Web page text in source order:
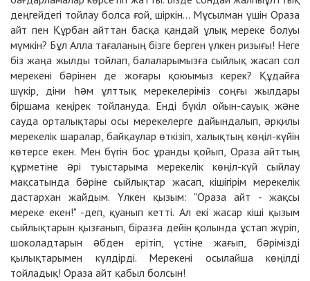
деңгейдегі тойлау болса ғой, шіркін... Мұсылман үшін Ораза
айт пен Құрбан айттан басқа қандай ұлық мереке болуы
мүмкін? Бұл Алла тағаланың бізге берген үлкен ризығы! Неге
біз жаңа жылды тойлап, балаларымызға сыйлық жасап сол
мерекені бəрінен де жоғары қоюымыз керек? Құдайға
шүкір, діни һəм ұлттық мерекелеріміз соңғы жылдары
біршама кеңірек тойлануда. Енді бүкіл ойын-сауық жəне
сауда орталықтары осы мерекелерге дайындалып, əрқилы
мерекелік шаралар, байқаулар өткізіп, халықтың көңіл-күйін
көтерсе екен. Мен бүгін бос ұранды қойып, Ораза айттың
құрметіне əрі туыстарыма мерекелік көңіл-күй сыйлау
мақсатында бəріне сыйлықтар жасап, кішігірім мерекелік
дастархан жайдым. Үлкен қызым: "Ораза айт - жақсы
мереке екен!" -деп, қуанып кетті. Ал екі жасар кіші қызым
сыйлықтарын қызғанып, біразға дейін қолында ұстап жүріп,
шоколадтарын əбден ерітіп, үстіне жағып, бəрімізді
қылықтарымен күлдірді. Мерекені осылайша көңілді
тойладық! Ораза айт қабыл болсын!